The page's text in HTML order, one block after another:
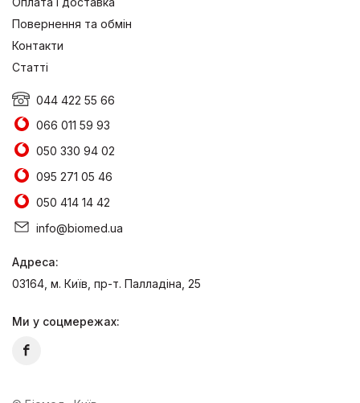
Повернення та обмін
Контакти
Статті
044 422 55 66
066 011 59 93
050 330 94 02
095 271 05 46
050 414 14 42
info@biomed.ua
Адреса:
03164, м. Київ, пр-т. Палладіна, 25
Ми у соцмережах: